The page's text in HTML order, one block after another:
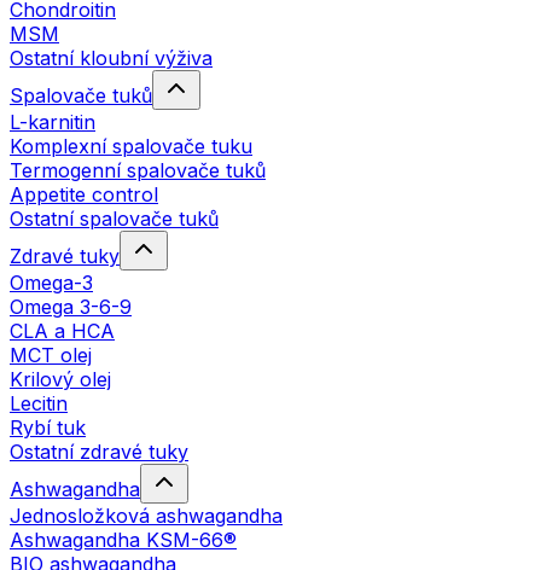
Chondroitin
MSM
Ostatní kloubní výživa
Spalovače tuků
L-karnitin
Komplexní spalovače tuku
Termogenní spalovače tuků
Appetite control
Ostatní spalovače tuků
Zdravé tuky
Omega-3
Omega 3-6-9
CLA a HCA
MCT olej
Krilový olej
Lecitin
Rybí tuk
Ostatní zdravé tuky
Ashwagandha
Jednosložková ashwagandha
Ashwagandha KSM-66®
BIO ashwagandha